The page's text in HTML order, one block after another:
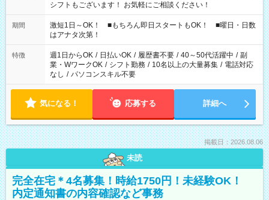
シフトもございます！ お気軽にご相談ください！
期間
激短1日～OK！ ■もちろん即日スタートもOK！ ■曜日・日数
はアナタ次第！
特徴 週1日からOK / 日払いOK / 履歴書不要 / 40～50代活躍中 / 副
業・WワークOK / シフト勤務 / 10名以上の大量募集 / 電話対応
なし / パソコンスキル不要
気になる！ 応募する 詳細へ
掲載日：2026.08.06
未読
完全在宅＊4名募集！時給1750円！未経験OK！
内定通知書の内容確認など事務